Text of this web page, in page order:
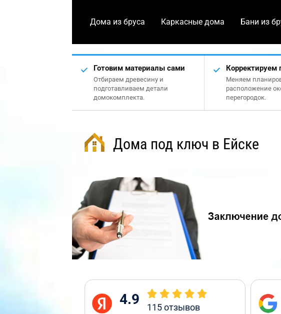
Дома из бруса Каркасные дома Бани из
Готовим материалы сами
Отбираем древесину и
подготавливаем детали
домокомплекта.
Корректируем
Меняем
расположение
перегородок.
Дома под ключ в Ейске
4.9 115отзывов